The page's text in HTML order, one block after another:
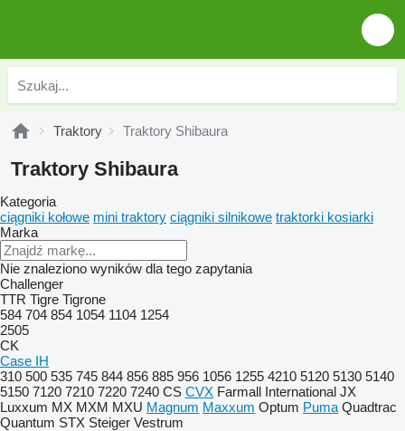
Traktory Traktory Shibaura
Traktory Shibaura
Kategoria
ciągniki kołowe mini traktory ciągniki silnikowe traktorki kosiarki
Marka
Nie znaleziono wyników dla tego zapytania
Challenger
TTR Tigre Tigrone
584 704 854 1054 1104 1254
2505
CK
Case IH
310 500 535 745 844 856 885 956 1056 1255 4210 5120 5130 5140
5150 7120 7210 7220 7240 CS CVX Farmall International JX
Luxxum MX MXM MXU Magnum Maxxum Optum Puma Quadtrac
Quantum STX Steiger Vestrum